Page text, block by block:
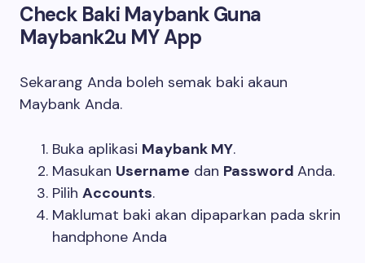
Check Baki Maybank Guna
Maybank2u MY App
Sekarang Anda boleh semak baki akaun
Maybank Anda.
Buka aplikasi Maybank MY.
Masukan Username dan Password Anda.
Pilih Accounts.
Maklumat baki akan dipaparkan pada skrin
handphone Anda